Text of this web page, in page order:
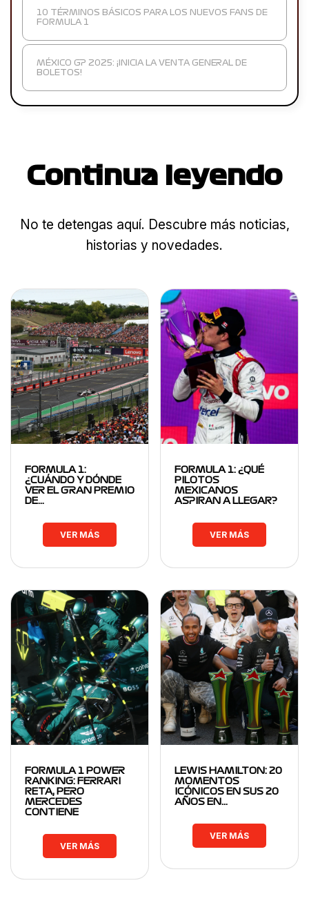
10 TÉRMINOS BÁSICOS PARA LOS NUEVOS FANS DE
FORMULA 1
MÉXICO GP 2025: ¡INICIA LA VENTA GENERAL DE
BOLETOS!
Continua leyendo
No te detengas aquí. Descubre más noticias,
historias y novedades.
FORMULA 1:
¿CUÁNDO Y DÓNDE
VER EL GRAN PREMIO
DE…
VER MÁS
FORMULA 1: ¿QUÉ
PILOTOS
MEXICANOS
ASPIRAN A LLEGAR?
VER MÁS
FORMULA 1 POWER
RANKING: FERRARI
RETA, PERO
MERCEDES
CONTIENE
VER MÁS
LEWIS HAMILTON: 20
MOMENTOS
ICÓNICOS EN SUS 20
AÑOS EN…
VER MÁS